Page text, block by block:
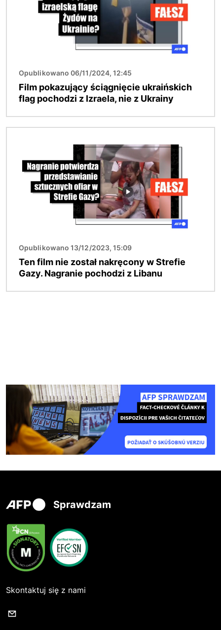
Opublikowano 06/11/2024, 12:45
Film pokazujący ściągnięcie ukraińskich
flag pochodzi z Izraela, nie z Ukrainy
Opublikowano 13/12/2023, 15:09
Ten film nie został nakręcony w Strefie
Gazy. Nagranie pochodzi z Libanu
Sprawdzam
Skontaktuj się z nami